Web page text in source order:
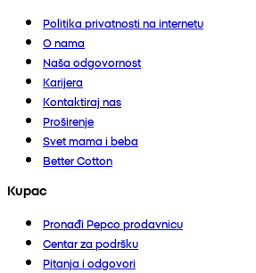
Politika privatnosti na internetu
O nama
Naša odgovornost
Karijera
Kontaktiraj nas
Proširenje
Svet mama i beba
Better Cotton
Kupac
Pronađi Pepco prodavnicu
Centar za podršku
Pitanja i odgovori